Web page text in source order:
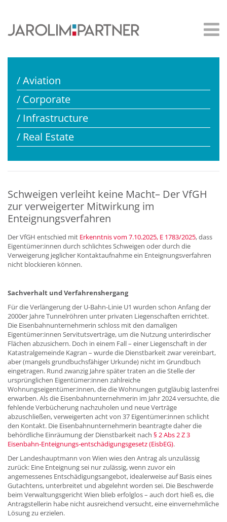
/ Aviation
/ Corporate
/ Infrastructure
/ Real Estate
Schweigen verleiht keine Macht– Der VfGH
zur verweigerter Mitwirkung im
Enteignungsverfahren
Der VfGH entschied mit Erkenntnis vom 7.10.2025, E 1783/2025, dass
Eigentümer:innen durch schlichtes Schweigen oder durch die
Verweigerung jeglicher Kontaktaufnahme ein Enteignungsverfahren
nicht blockieren können.
Sachverhalt und Verfahrenshergang
Für die Verlängerung der U-Bahn-Linie U1 wurden schon Anfang der
2000er Jahre Tunnelröhren unter privaten Liegenschaften errichtet.
Die Eisenbahnunternehmerin schloss mit den damaligen
Eigentümer:innen Servitutsverträge, um die Nutzung unterirdischer
Flächen abzusichern. Doch in einem Fall – einer Liegenschaft in der
Katastralgemeinde Kagran – wurde die Dienstbarkeit zwar vereinbart,
aber (mangels grundbuchsfähiger Urkunde) nicht im Grundbuch
eingetragen. Rund zwanzig Jahre später traten an die Stelle der
ursprünglichen Eigentümer:innen zahlreiche
Wohnungseigentümer:innen, die die Wohnungen gutgläubig lastenfrei
erwarben. Als die Eisenbahnunternehmerin im Jahr 2024 versuchte, die
fehlende Verbücherung nachzuholen und neue Verträge
abzuschließen, verweigerten acht von 37 Eigentümer:innen schlicht
den Kontakt. Die Eisenbahnunternehmerin beantragte daher die
behördliche Einräumung der Dienstbarkeit nach § 2 Abs 2 Z 3
Eisenbahn-Enteignungs-entschädigungsgesetz (EisbEG).
Der Landeshauptmann von Wien wies den Antrag als unzulässig
zurück: Eine Enteignung sei nur zulässig, wenn zuvor ein
angemessenes Entschädigungsangebot, idealerweise auf Basis eines
Gutachtens, unterbreitet und abgelehnt worden sei. Die Beschwerde
beim Verwaltungsgericht Wien blieb erfolglos – auch dort hieß es, die
Antragstellerin habe nicht ausreichend versucht, eine einvernehmliche
Lösung zu erzielen.